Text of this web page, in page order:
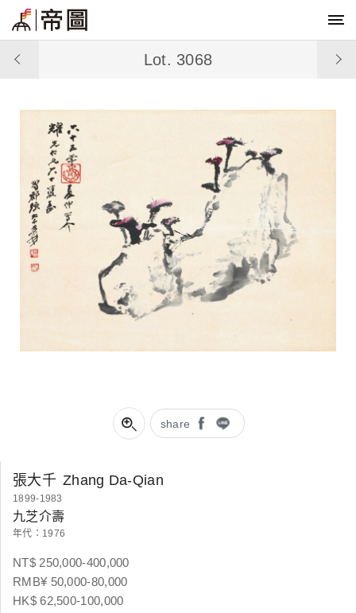
share
Lot. 3068
張大千 Zhang Da-Qian
1899-1983
九芝介壽
年代：1976
NT$ 250,000-400,000
RMB¥ 50,000-80,000
HK$ 62,500-100,000